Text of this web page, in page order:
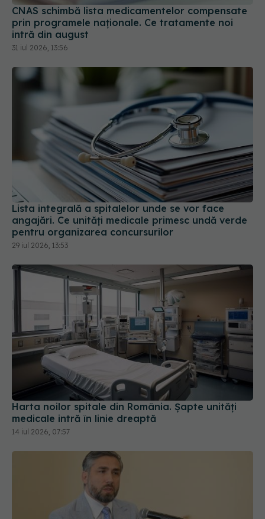
CNAS schimbă lista medicamentelor compensate
prin programele naționale. Ce tratamente noi
intră din august
31 iul 2026, 13:56
Lista integrală a spitalelor unde se vor face
angajări. Ce unități medicale primesc undă verde
pentru organizarea concursurilor
29 iul 2026, 13:53
Harta noilor spitale din România. Șapte unități
medicale intră în linie dreaptă
14 iul 2026, 07:57